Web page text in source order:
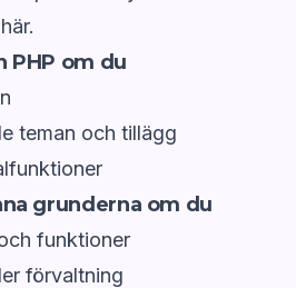
PHP om du
teman och tillägg
grunderna om du
funktioner
förvaltning